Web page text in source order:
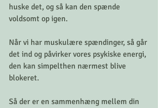
huske det, og så kan den spænde
voldsomt op igen.
Når vi har muskulære spændinger, så går
det ind og påvirker vores psykiske energi,
den kan simpelthen nærmest blive
blokeret.
Så der er en sammenhæng mellem din